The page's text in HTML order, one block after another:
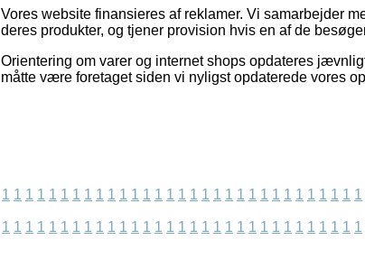
Vores website finansieres af reklamer. Vi samarbejder
deres produkter, og tjener provision hvis en af de
Orientering om varer og internet shops opdateres
måtte være foretaget siden vi nyligst opdaterede vores
1 1 1 1 1 1 1 1 1 1 1 1 1 1 1 1 1 1 1 1 1 1 1 1 1 1 1 1 1 1 1
1 1 1 1 1 1 1 1 1 1 1 1 1 1 1 1 1 1 1 1 1 1 1 1 1 1 1 1 1 1 1